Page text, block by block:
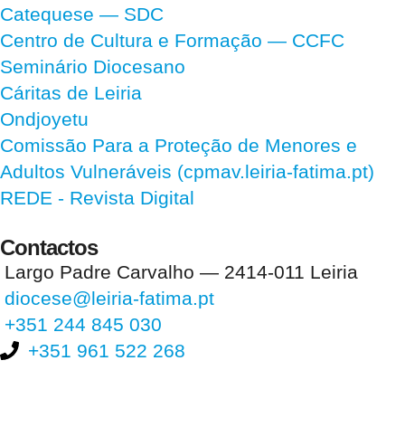
Catequese — SDC
Centro de Cultura e Formação — CCFC
Seminário Diocesano
Cáritas de Leiria
Ondjoyetu
Comissão Para a Proteção de Menores e
Adultos Vulneráveis (cpmav.leiria-fatima.pt)
REDE - Revista Digital
Contactos
Largo Padre Carvalho — 2414-011 Leiria
diocese@leiria-fatima.pt
+351 244 845 030
+351 961 522 268